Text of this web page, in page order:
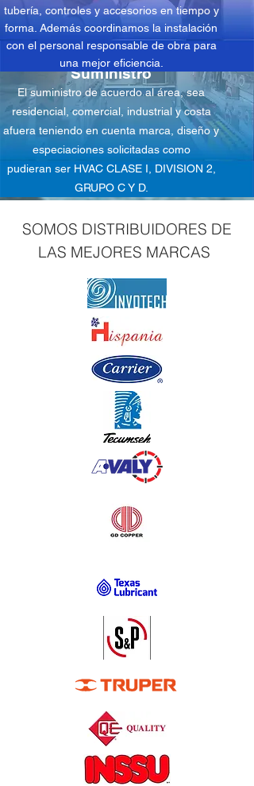
Suministro
El suministro de acuerdo al área, sea
residencial, comercial, industrial y costa
afuera teniendo en cuenta marca, diseño y
especiaciones solicitadas como
pudieran ser HVAC CLASE I, DIVISION 2,
GRUPO C Y D.
tubería, controles y accesorios en tiempo y
forma. Además coordinamos la instalación
con el personal responsable de obra para
una mejor eﬁciencia.
SOMOS DISTRIBUIDORES DE
LAS MEJORES MARCAS